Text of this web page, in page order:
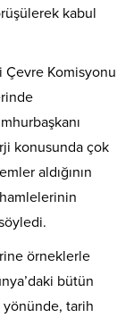
kabul
Çevre Komisyonu
konusunda çok
aldığının
örneklerle
bütün
tarih